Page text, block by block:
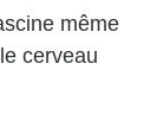
même
cerveau